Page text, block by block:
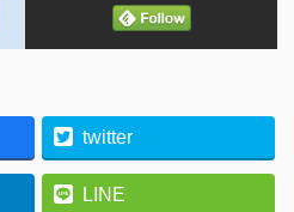
twitter
LINE